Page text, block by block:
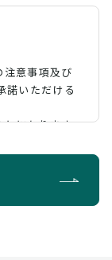
意事項及び
諾いただける
とになります